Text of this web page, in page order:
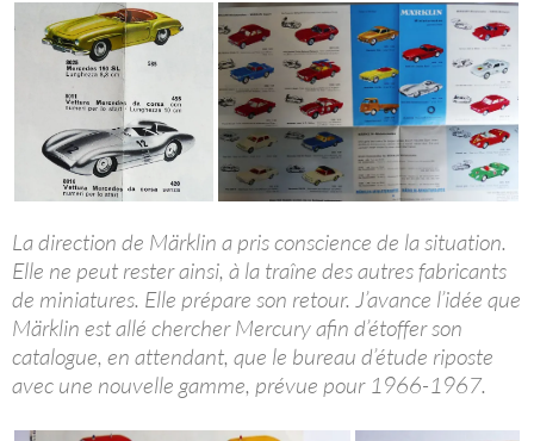
La direction de Märklin a pris conscience de la situation.
Elle ne peut rester ainsi, à la traîne des autres fabricants
de miniatures. Elle prépare son retour. J’avance l’idée que
Märklin est allé chercher Mercury afin d’étoffer son
catalogue, en attendant, que le bureau d’étude riposte
avec une nouvelle gamme, prévue pour 1966-1967.